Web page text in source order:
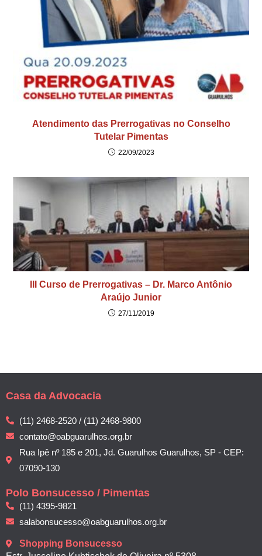
Atendimento das Prerrogativas no Conselho
Tutelar Pimentas
22/09/2023
III Curso de Prerrogativas – Dr. Marco Antônio
Araújo Junior
27/11/2019
Casa da Advocacia
(11) 2468-2520 / (11) 2468-9800
contato@oabguarulhos.org.br
Rua Ipê nº 185 e 201, Jd. Guarulhos Guarulhos, SP - CEP:
07090-130
Polo Bonsucesso / Pimentas
(11) 4395-9821
salabonsucesso@oabguarulhos.org.br
Shopping Bonsucesso